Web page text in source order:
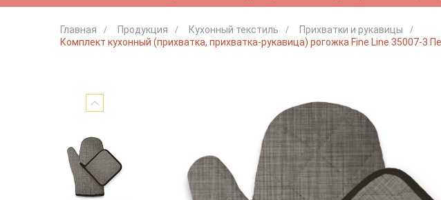
Главная Продукция Кухонный текстиль
Прихватки и рукавицы
Комплект кухонный (прихватка, прихватка-рукавица) рогожка Fine Line 35007-3